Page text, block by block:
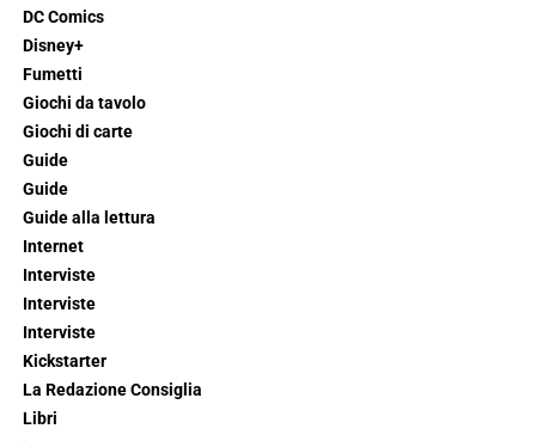
DC Comics
Disney+
Fumetti
Giochi da tavolo
Giochi di carte
Guide
Guide
Guide alla lettura
Internet
Interviste
Interviste
Interviste
Kickstarter
La Redazione Consiglia
Libri